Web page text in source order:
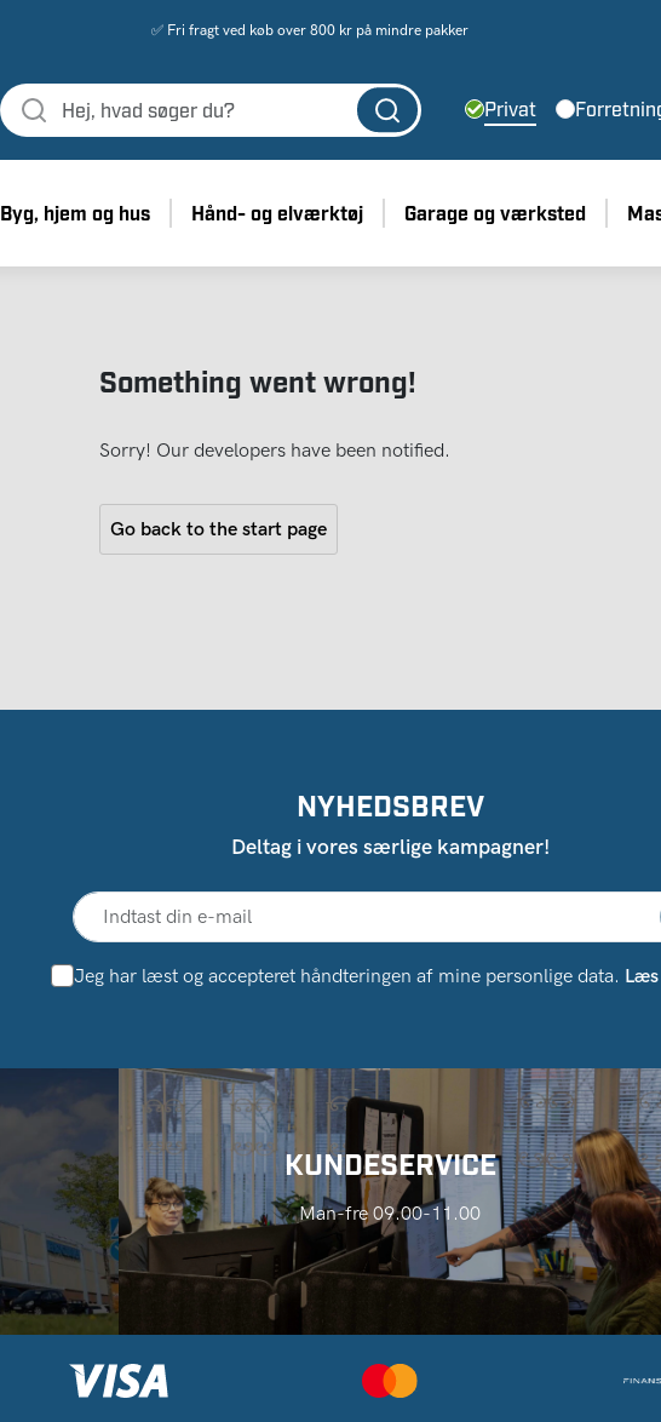
✅ Fri fragt ved køb over 800 kr på mindre pakker
Privat
Byg, hjem og hus Hånd- og elværktøj Garage og værksted
Something went wrong!
Sorry! Our developers have been notified.
Go back to the start page
NYHEDSBREV
Deltag i vores særlige kampagner!
Jeg har læst og accepteret håndteringen af ​​mine personlige data.
KUNDESERVICE
Man-fre 09.00-11.00